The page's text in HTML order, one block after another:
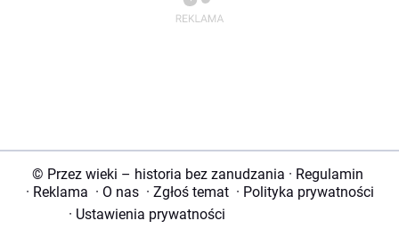
© Przez wieki – historia bez zanudzania · Regulamin
· Reklama · O nas · Zgłoś temat · Polityka prywatności
· Ustawienia prywatności